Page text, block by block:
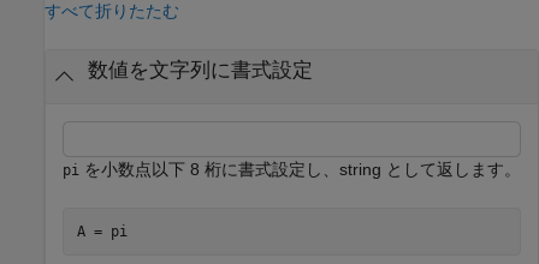
すべて折りたたむ
数値を文字列に書式設定
pi を小数点以下 8 桁に書式設定し、string として返します。
A = pi